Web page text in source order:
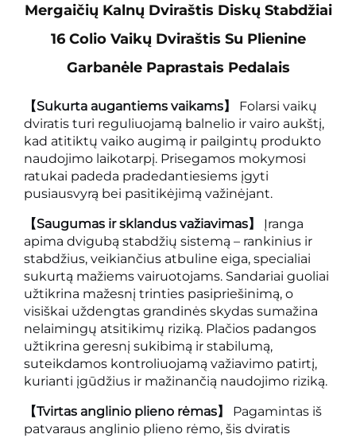
Mergaičių Kalnų Dviraštis Diskų Stabdžiai
16 Colio Vaikų Dviraštis Su Plienine
Garbanėle Paprastais Pedalais
【Sukurta augantiems vaikams】 Folarsi vaikų
dviratis turi reguliuojamą balnelio ir vairo aukštį,
kad atitiktų vaiko augimą ir pailgintų produkto
naudojimo laikotarpį. Prisegamos mokymosi
ratukai padeda pradedantiesiems įgyti
pusiausvyrą bei pasitikėjimą važinėjant.
【Saugumas ir sklandus važiavimas】 Įranga
apima dvigubą stabdžių sistemą – rankinius ir
stabdžius, veikiančius atbuline eiga, specialiai
sukurtą mažiems vairuotojams. Sandariai guoliai
užtikrina mažesnį trinties pasipriešinimą, o
visiškai uždengtas grandinės skydas sumažina
nelaimingų atsitikimų riziką. Plačios padangos
užtikrina geresnį sukibimą ir stabilumą,
suteikdamos kontroliuojamą važiavimo patirtį,
kurianti įgūdžius ir mažinančią naudojimo riziką.
【Tvirtas anglinio plieno rėmas】 Pagamintas iš
patvaraus anglinio plieno rėmo, šis dviratis